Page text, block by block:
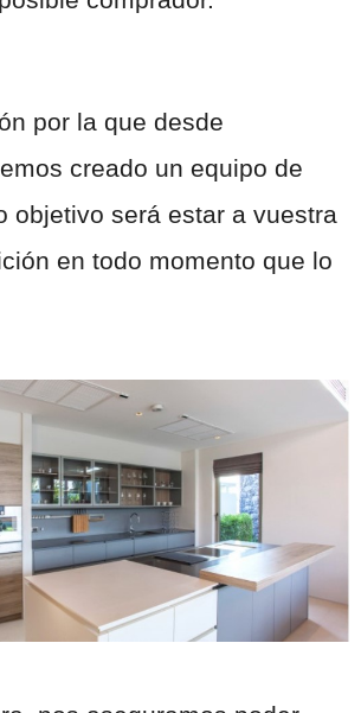
por la que desde
creado un equipo de
objetivo será estar a vuestra
en todo momento que lo